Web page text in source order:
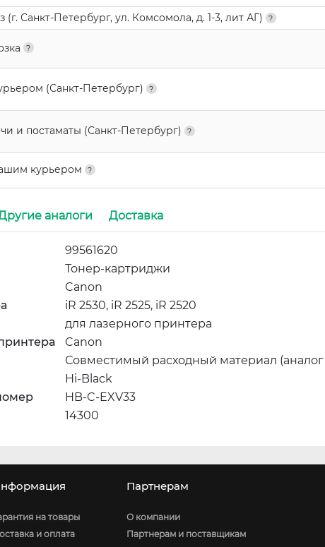
Санкт-Петербург, ул. Комсомола, д. 1-3, лит АГ)
(Санкт-Петербург)
и постаматы (Санкт-Петербург)
курьером
аналоги Доставка
99561620
Тонер-картриджи
Canon
iR 2530, iR 2525, iR 2520
для лазерного принтера
Canon
Совместимый расходный материал
Hi-Black
HB-C-EXV33
14300
на товары
и оплата
Партнерам
О компании
Партнерам и поставщикам